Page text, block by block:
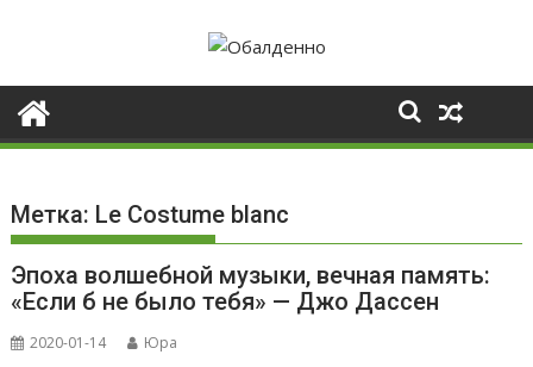
Метка: Le Costume blanc
Эпоха волшебной музыки, вечная память:
«Если б не было тебя» — Джо Дассен
2020-01-14 Юра